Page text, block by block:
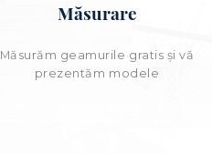
Măsurare
Măsurăm geamurile gratis și vă
prezentăm modele